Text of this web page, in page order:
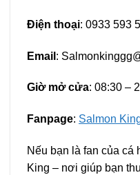
Điện thoại: 0933 593
Email :
Giờ mở cửa: 08:30 –
Fanpage: Salmon
Nếu bạn là fan của cá
King – nơi giúp bạn